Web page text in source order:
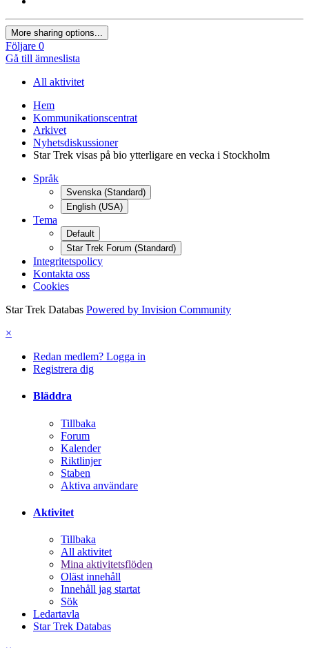
More sharing options...
Följare 0
Gå till ämneslista
All aktivitet
Hem
Kommunikationscentrat
Arkivet
Nyhetsdiskussioner
Star Trek visas på bio ytterligare en vecka i Stockholm
Språk
Svenska (Standard)
English (USA)
Tema
Default
Star Trek Forum (Standard)
Integritetspolicy
Kontakta oss
Cookies
Star Trek Databas Powered by Invision Community
×
Redan medlem? Logga in
Registrera dig
Bläddra
Tillbaka
Forum
Kalender
Riktlinjer
Staben
Aktiva användare
Aktivitet
Tillbaka
All aktivitet
Mina aktivitetsflöden
Oläst innehåll
Innehåll jag startat
Sök
Ledartavla
Star Trek Databas